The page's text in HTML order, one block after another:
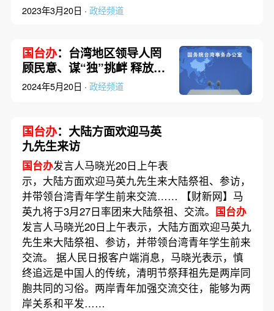
2023年3月20日 · 政经频道
国台办：台湾地区领导人罔
顾民意、谋“独”挑衅 释放了
危险信号
2024年5月20日 · 政经频道
国台办：大陆方面欢迎马英
九先生来访
国台办发言人马晓光20日上午表
示，大陆方面欢迎马英九先生来大陆祭祖、参访，
并带领台湾青年学生前来交流…… 【财新网】马
英九将于3月27日率团来大陆祭祖、交流。 国台办
发言人马晓光20日上午表示，大陆方面欢迎马英九
先生来大陆祭祖、参访，并带领台湾青年学生前来
交流。 据人民日报客户端消息，马晓光表示，慎
终追远是中国人的传统，清明节祭拜祖先是两岸同
胞共同的习俗。两岸青年加强交流交往，能够为两
岸关系和平发……